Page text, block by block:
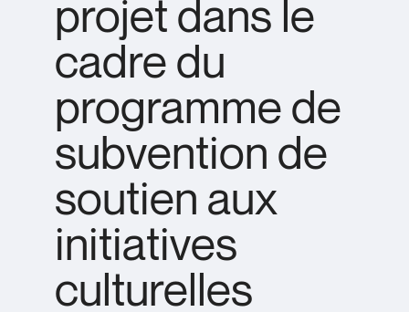
projet dans le
cadre du
programme de
subvention de
soutien aux
initiatives
culturelles